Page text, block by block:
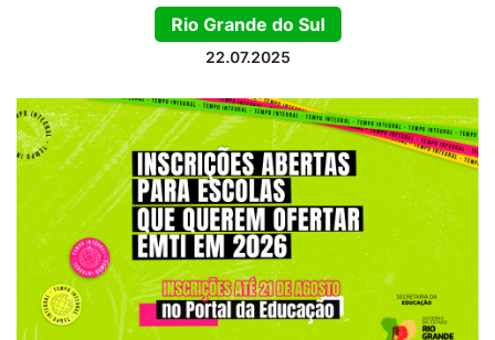
Rio Grande do Sul
22.07.2025